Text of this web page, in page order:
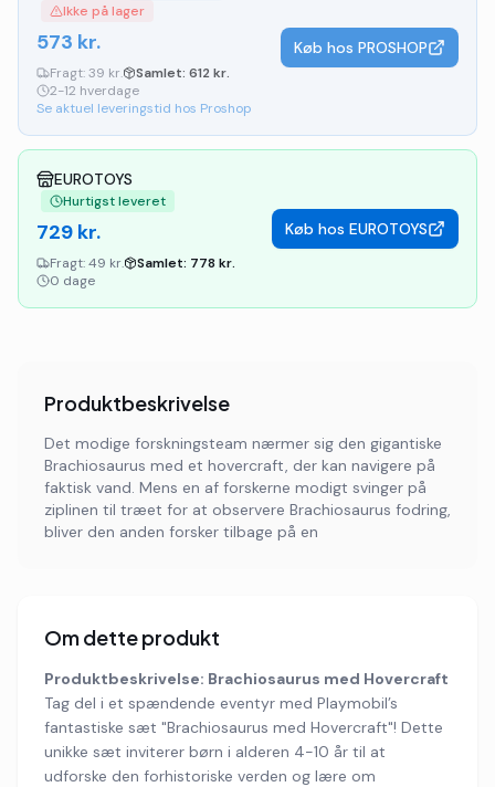
Ikke på lager
573 kr.
Fragt:39 kr. Samlet: 612 kr.
2-12 hverdage
Se aktuel leveringstid hos Proshop
Køb hos PROSHOP
EUROTOYS
Hurtigst leveret
729 kr.
Fragt:49 kr. Samlet: 778 kr.
0 dage
Køb hos EUROTOYS
Produktbeskrivelse
Det modige forskningsteam nærmer sig den gigantiske
Brachiosaurus med et hovercraft, der kan navigere på
faktisk vand. Mens en af forskerne modigt svinger på
ziplinen til træet for at observere Brachiosaurus fodring,
bliver den anden forsker tilbage på en
Om dette produkt
Produktbeskrivelse: Brachiosaurus med Hovercraft
Tag del i et spændende eventyr med Playmobil’s
fantastiske sæt "Brachiosaurus med Hovercraft"! Dette
unikke sæt inviterer børn i alderen 4-10 år til at
udforske den forhistoriske verden og lære om